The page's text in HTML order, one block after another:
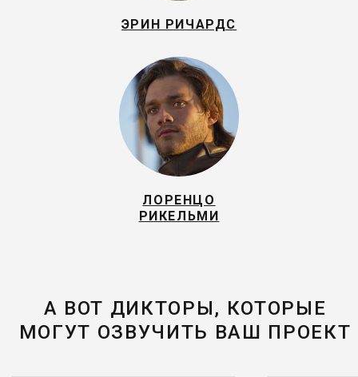
ЭРИН РИЧАРДС
ЛОРЕНЦО
РИКЕЛЬМИ
А ВОТ ДИКТОРЫ, КОТОРЫЕ
МОГУТ ОЗВУЧИТЬ ВАШ ПРОЕКТ